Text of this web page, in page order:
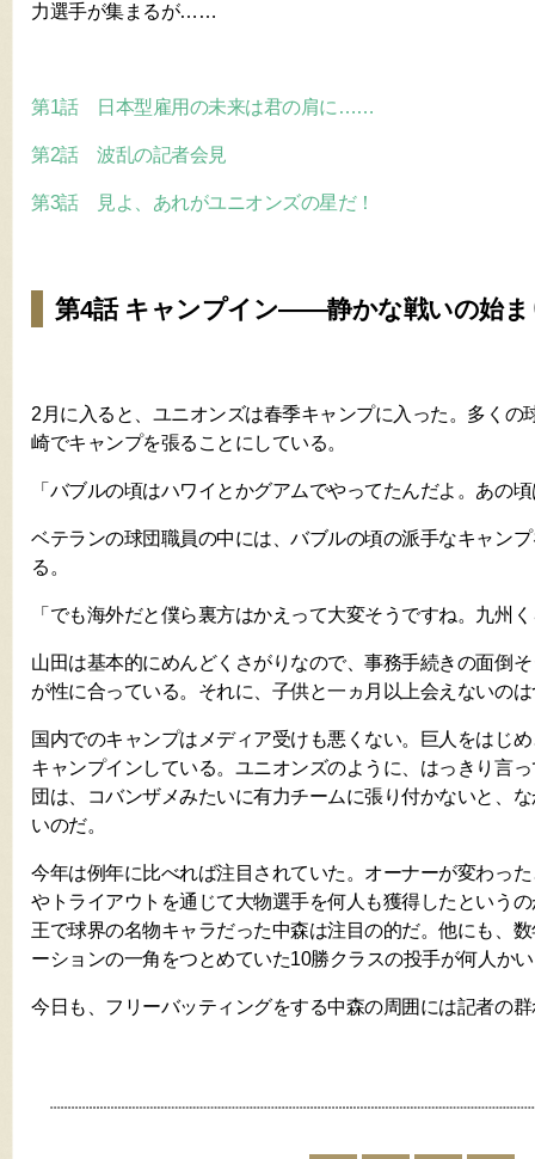
力選手が集まるが……
第1話 日本型雇用の未来は君の肩に……
第2話 波乱の記者会見
第3話 見よ、あれがユニオンズの星だ！
第4話 キャンプイン――静かな戦いの始ま
2月に入ると、ユニオンズは春季キャンプに入った。多くの
崎でキャンプを張ることにしている。
「バブルの頃はハワイとかグアムでやってたんだよ。あの
ベテランの球団職員の中には、バブルの頃の派手なキャン
る。
「でも海外だと僕ら裏方はかえって大変そうですね。九州
山田は基本的にめんどくさがりなので、事務手続きの面倒
が性に合っている。それに、子供と一ヵ月以上会えないの
国内でのキャンプはメディア受けも悪くない。巨人をはじ
キャンプインしている。ユニオンズのように、はっきり言
団は、コバンザメみたいに有力チームに張り付かないと、
いのだ。
今年は例年に比べれば注目されていた。オーナーが変わっ
やトライアウトを通じて大物選手を何人も獲得したという
王で球界の名物キャラだった中森は注目の的だ。他にも、
ーションの一角をつとめていた10勝クラスの投手が何人か
今日も、フリーバッティングをする中森の周囲には記者の